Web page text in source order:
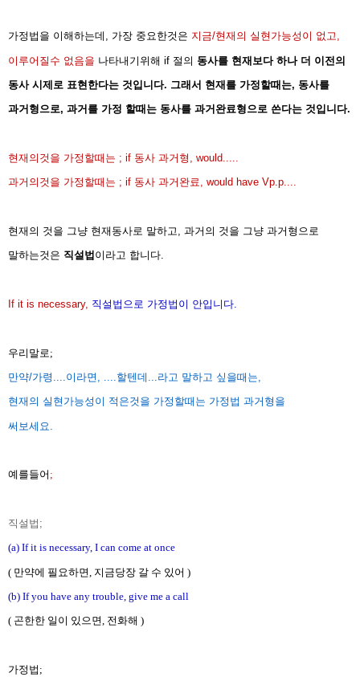
가정법을 이해하는데, 가장 중요한것은 지금/현재의 실현가능성이 없고,
이루어질수 없음을 나타내기위해 if 절의 동사를 현재보다 하나 더 이전의
동사 시제로 표현한다는 것입니다. 그래서 현재를 가정할때는, 동사를
과거형으로, 과거를 가정 할때는 동사를 과거완료형으로 쓴다는 것입니다.
현재의것을 가정할때는 ; if 동사 과거형, would.....
과거의것을 가정할때는 ; if 동사 과거완료, would have Vp.p....
현재의 것을 그냥 현재동사로 말하고, 과거의 것을 그냥 과거형으로
말하는것은 직설법 이라고 합니다.
If it is necessary, 직설법으로 가정법이 안입니다.
우리말로;
만약/가령....이라면, ....할텐데...라고 말하고 싶을때는,
현재의 실현가능성이 적은것을 가정할때는 가정법 과거형을
써보세요.
예를들어 ;
직설법;
(a) If it is necessary, I can come at once
( 만약에 필요하면, 지금당장 갈 수 있어 )
(b) If you have any trouble, give me a call
( 곤한한 일이 있으면, 전화해 )
가정법;